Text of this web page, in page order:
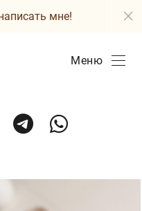
мне!
Меню